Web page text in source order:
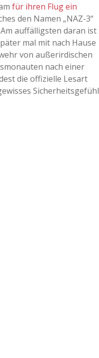
für ihren Flug ein
den Namen „NAZ-3“
auffälligsten daran ist
mal mit nach Hause
von außerirdischen
nach einer
die offizielle Lesart
Sicherheitsgefühl